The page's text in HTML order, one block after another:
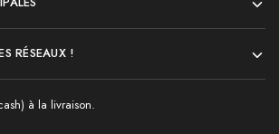
RÉSEAUX !
à la livraison.